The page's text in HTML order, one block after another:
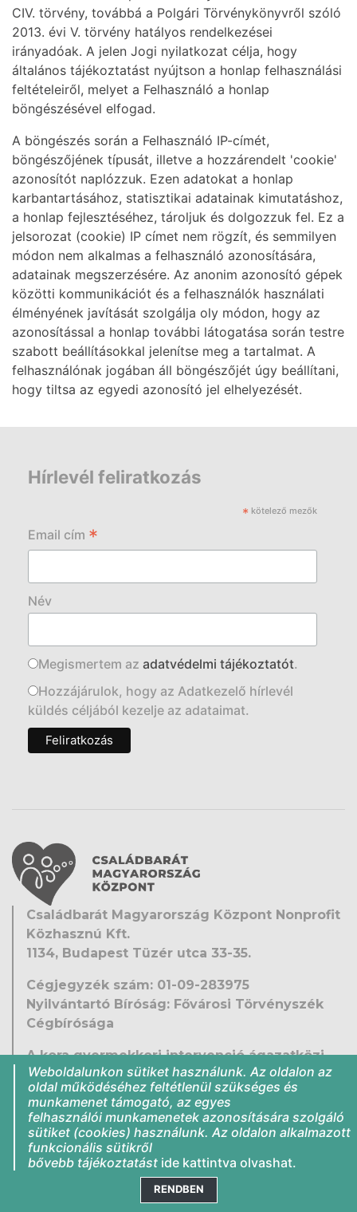
CIV. törvény, továbbá a Polgári Törvénykönyvről szóló
2013. évi V. törvény hatályos rendelkezései
irányadóak. A jelen Jogi nyilatkozat célja, hogy
általános tájékoztatást nyújtson a honlap felhasználási
feltételeiről, melyet a Felhasználó a honlap
böngészésével elfogad.
A böngészés során a Felhasználó IP-címét,
böngészőjének típusát, illetve a hozzárendelt 'cookie'
azonosítót naplózzuk. Ezen adatokat a honlap
karbantartásához, statisztikai adatainak kimutatáshoz,
a honlap fejlesztéséhez, tároljuk és dolgozzuk fel. Ez a
jelsorozat (cookie) IP címet nem rögzít, és semmilyen
módon nem alkalmas a felhasználó azonosítására,
adatainak megszerzésére. Az anonim azonosító gépek
közötti kommunikációt és a felhasználók használati
élményének javítását szolgálja oly módon, hogy az
azonosítással a honlap további látogatása során testre
szabott beállításokkal jelenítse meg a tartalmat. A
felhasználónak jogában áll böngészőjét úgy beállítani,
hogy tiltsa az egyedi azonosító jel elhelyezését.
Hírlevél feliratkozás
* kötelező mezők
Email cím *
Név
Megismertem az adatvédelmi tájékoztatót.
Hozzájárulok, hogy az Adatkezelő hírlevél
küldés céljából kezelje az adataimat.
Családbarát Magyarország Központ Nonprofit
Közhasznú Kft.
1134, Budapest Tüzér utca 33-35.
Cégjegyzék szám: 01-09-283975
Nyilvántartó Bíróság: Fővárosi Törvényszék
Cégbírósága
A kora gyermekkori intervenció ágazatközi
fejlesztése
EFOP-1.9.5-VEKOP-16-2016-00001
Közérdekű adatok
Jogi nyilatkozat
Impresszum
Weboldalunkon sütiket használunk. Az oldalon az
oldal működéséhez feltétlenül szükséges és
munkamenet támogató, az egyes
felhasználói munkamenetek azonosítására szolgáló
sütiket (cookies) használunk. Az oldalon alkalmazott
funkcionális sütikről
bővebb tájékoztatást ide kattintva olvashat.
RENDBEN